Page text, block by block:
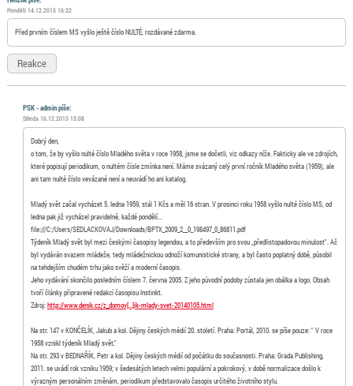
Pondělí 14.12.2015 16:32
Před prvním číslem MS vyšlo ještě číslo NULTÉ, rozdávané zdarma.
Reakce
PSK - admin píše:
Středa 16.12.2015 15:08
Dobrý den,
o tom, že by vyšlo nulté číslo Mladého světa v roce 1958, jsme se dočetli, viz odkazy níže. Fakticky ale ve zdrojích,
které popisují periodikum, o nultém čísle zmínka není. Máme svázaný celý první ročník Mladého světa (1959), ale
ani tam nulté číslo vevázané není a neuvádí ho ani katalog.
Mladý svět začal vycházet 5. ledna 1959, stál 1 Kčs a měl 16 stran. V prosinci roku 1958 vyšlo nulté číslo MS, od
ledna pak již vycházel pravidelně, každé pondělí...
file:///C:/Users/SEDLACKOVAJ/Downloads/BPTX_2009_2__0_198497_0_86811.pdf
Týdeník Mladý svět byl mezi českými časopisy legendou, a to především pro svou „předlistopadovou minulost". Ač
byl vydáván svazem mládeže, tedy mládežnickou odnoží komunistické strany, a byl často poplatný době, působil
na tehdejším chudém trhu jako svěží a moderní časopis.
Jeho vydávání skončilo posledním číslem 7. června 2005. Z jeho původní podoby zůstala jen obálka a logo. Obsah
tvoří články připravené redakcí časopisu Instinkt.
Zdroj:http://www.denik.cz/z_domov[…]ik-mlady-svet-20140105.html
Na str. 147 v KONČELÍK, Jakub a kol. Dějiny českých médií 20. století. Praha: Portál, 2010. se píše pouze: " V roce
1958 vznikl týdeník Mladý svět."
Na str. 293 v BEDNAŘÍK, Petr a kol. Dějiny českých médií od počátku do současnosti. Praha: Grada Publishing,
2011. se uvádí rok vzniku 1959; v šedesátých letech velmi populární a pokrokový, v době normalizace došlo k
výrazným personálním změnám, periodikum představovalo časopis určitého životního stylu.